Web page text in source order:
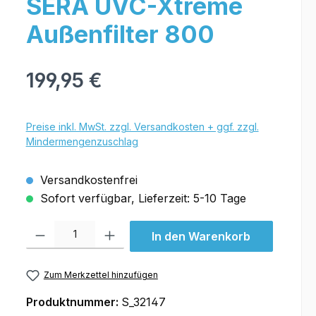
SERA UVC-Xtreme
Außenfilter 800
199,95 €
Preise inkl. MwSt. zzgl. Versandkosten + ggf. zzgl.
Mindermengenzuschlag
Versandkostenfrei
Sofort verfügbar, Lieferzeit: 5-10 Tage
In den Warenkorb
Zum Merkzettel hinzufügen
Produktnummer: S_32147